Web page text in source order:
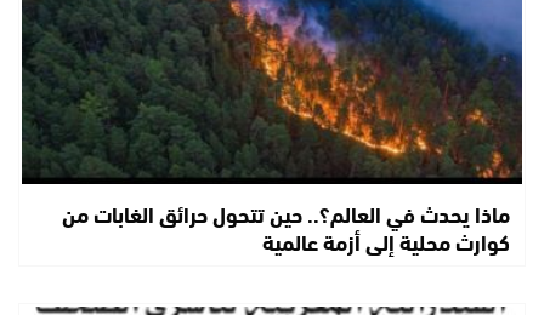
ماذا يحدث في العالم؟.. حين تتحول حرائق الغابات من
كوارث محلية إلى أزمة عالمية